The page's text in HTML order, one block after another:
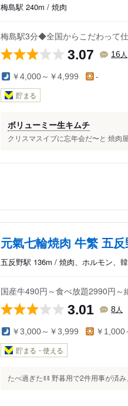
梅島駅 240m / 焼肉
梅島駅3分◆全国からこだわって
3.07 16人
￥4,000～￥4,999 -
貯まる
ボリューミー生キムチ
クリスマスイブに忘年会だ〜と 焼肉
元氣七輪焼肉 牛繁 五
五反野駅 136m / 焼肉、ホルモン、
国産牛490円～食べ放題2990円～
3.01 8人
￥3,000～￥3,999 ￥1,000
貯まる・使える
たべ過ぎたꉂꉂ 野暮用で2件用事が済